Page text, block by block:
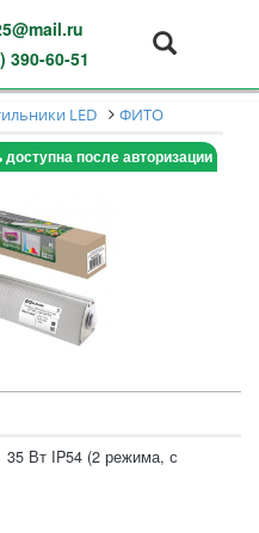
390-60-51
LED ФИТО
после авторизации
Вт IP54 (2 режима, с